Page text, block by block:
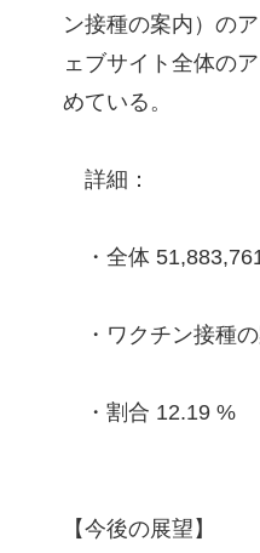
ン接種の案内）の
ェブサイト全体の
めている。
詳細：
・全体
・ワクチン接種
・割合 12.19 %
【今後の展望】